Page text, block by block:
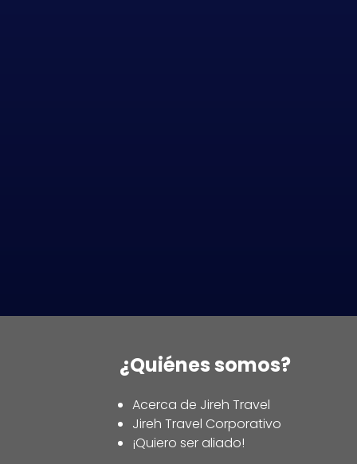
¿Quiénes somos?
Acerca de Jireh Travel
Jireh Travel Corporativo
¡Quiero ser aliado!